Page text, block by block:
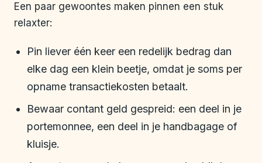
Een paar gewoontes maken pinnen een stuk
relaxter:
Pin liever één keer een redelijk bedrag dan
elke dag een klein beetje, omdat je soms per
opname transactiekosten betaalt.
Bewaar contant geld gespreid: een deel in je
portemonnee, een deel in je handbagage of
kluisje.